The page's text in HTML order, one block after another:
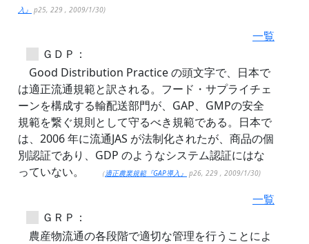
入』 p25, 229 , 2009/1/30)
一覧
ＧＤＰ：
Good Distribution Practice の頭文字で、日本で
は適正流通規範と訳される。フード・サプライチェ
ーンを構成する輸配送部門が、GAP、GMPの安全
規範を繋ぐ規則として守るべき規範である。日本で
は、2006 年に流通JAS が法制化されたが、商品の個
別認証であり、GDP のようなシステム認証にはな
っていない。
（適正農業規範『GAP導入』 p26, 229 , 2009/1/30)
一覧
ＧＲＰ：
農産物流通の各段階で適切な管理を行うことによ